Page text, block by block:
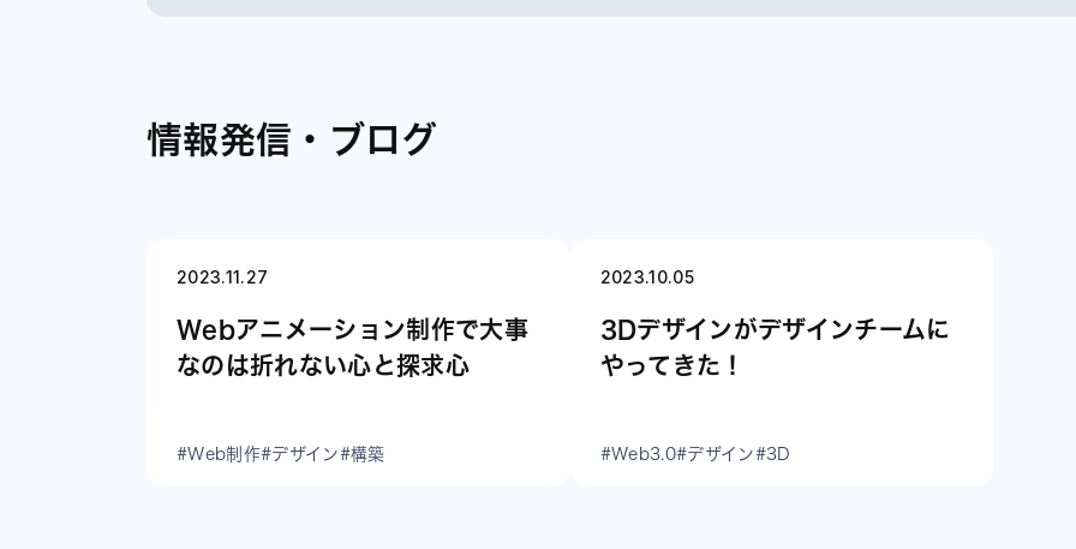
情報発信・ブログ
2023.11.27
Webアニメーション制作で大事
なのは折れない心と探求心
#Web制作#デザイン#構築
2023.10.05
3Dデザインがデザインチームに
やってきた！
#Web3.0#デザイン#3D